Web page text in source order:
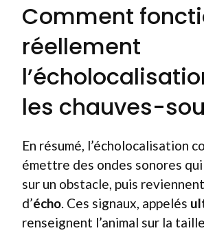
Comment
réellement
les chauves-
En résumé, l’écholocalisation
émettre des ondes sonores
sur un obstacle, puis
d’écho. Ces signaux, appelés
renseignent l’animal sur la